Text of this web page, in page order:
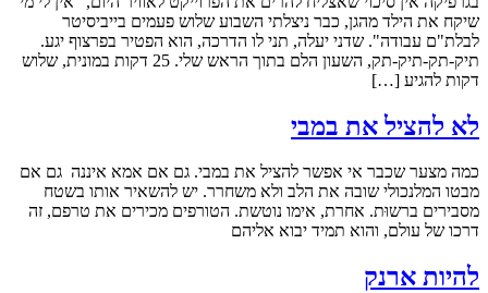
שיקח את הילד מהגן, כבר ניצלתי השבוע שלוש פעמים בייביסיטר
לבלת"ם עבודה". שדני יעלה, תני לו הדרכה, הוא הפטיר בפרצוף יגע.
תיק-תק-תיק-תק, השעון הלם בתוך הראש שלי. 25 דקות במונית, שלוש
דקות להגיע […]
לא להציל את במבי
כמה מצער שכבר אי אפשר להציל את במבי. גם אם אמא איננה גם אם
מבטו המלנכולי שובה את הלב ולא משחרר. יש להשאיר אותו בשטח
מסבירים ברשוּת. אחרת, אימו נוטשת. הטורפים מכירים את טרפם, זה
דרכו של עולם, והוא תמיד יבוא אליהם
להיות ארנק